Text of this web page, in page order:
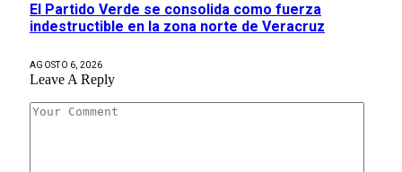
El Partido Verde se consolida como fuerza
indestructible en la zona norte de Veracruz
AGOSTO 6, 2026
Leave A Reply